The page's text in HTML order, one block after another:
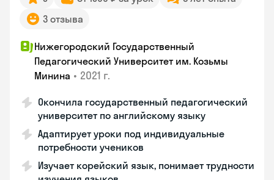
3 отзыва
Нижегородский Государственный
Педагогический Университет им. Козьмы
Минина • 2021 г.
Окончила государственный педагогический
университет по английскому языку
Адаптирует уроки под индивидуальные
потребности учеников
Изучает корейский язык, понимает трудности